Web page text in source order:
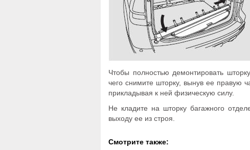
Чтобы полностью демонтировать
чего снимите шторку, вынув ее правую
прикладывая к ней физическую силу.
Не кладите на шторку багажного
выходу ее из строя.
Смотрите также: